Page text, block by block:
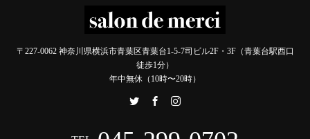
〒227-0062 神奈川県横浜市青葉区青葉台1-5-7司ビル2F・3F（青葉台駅西口
徒歩1分）
年中無休（10時〜20時）